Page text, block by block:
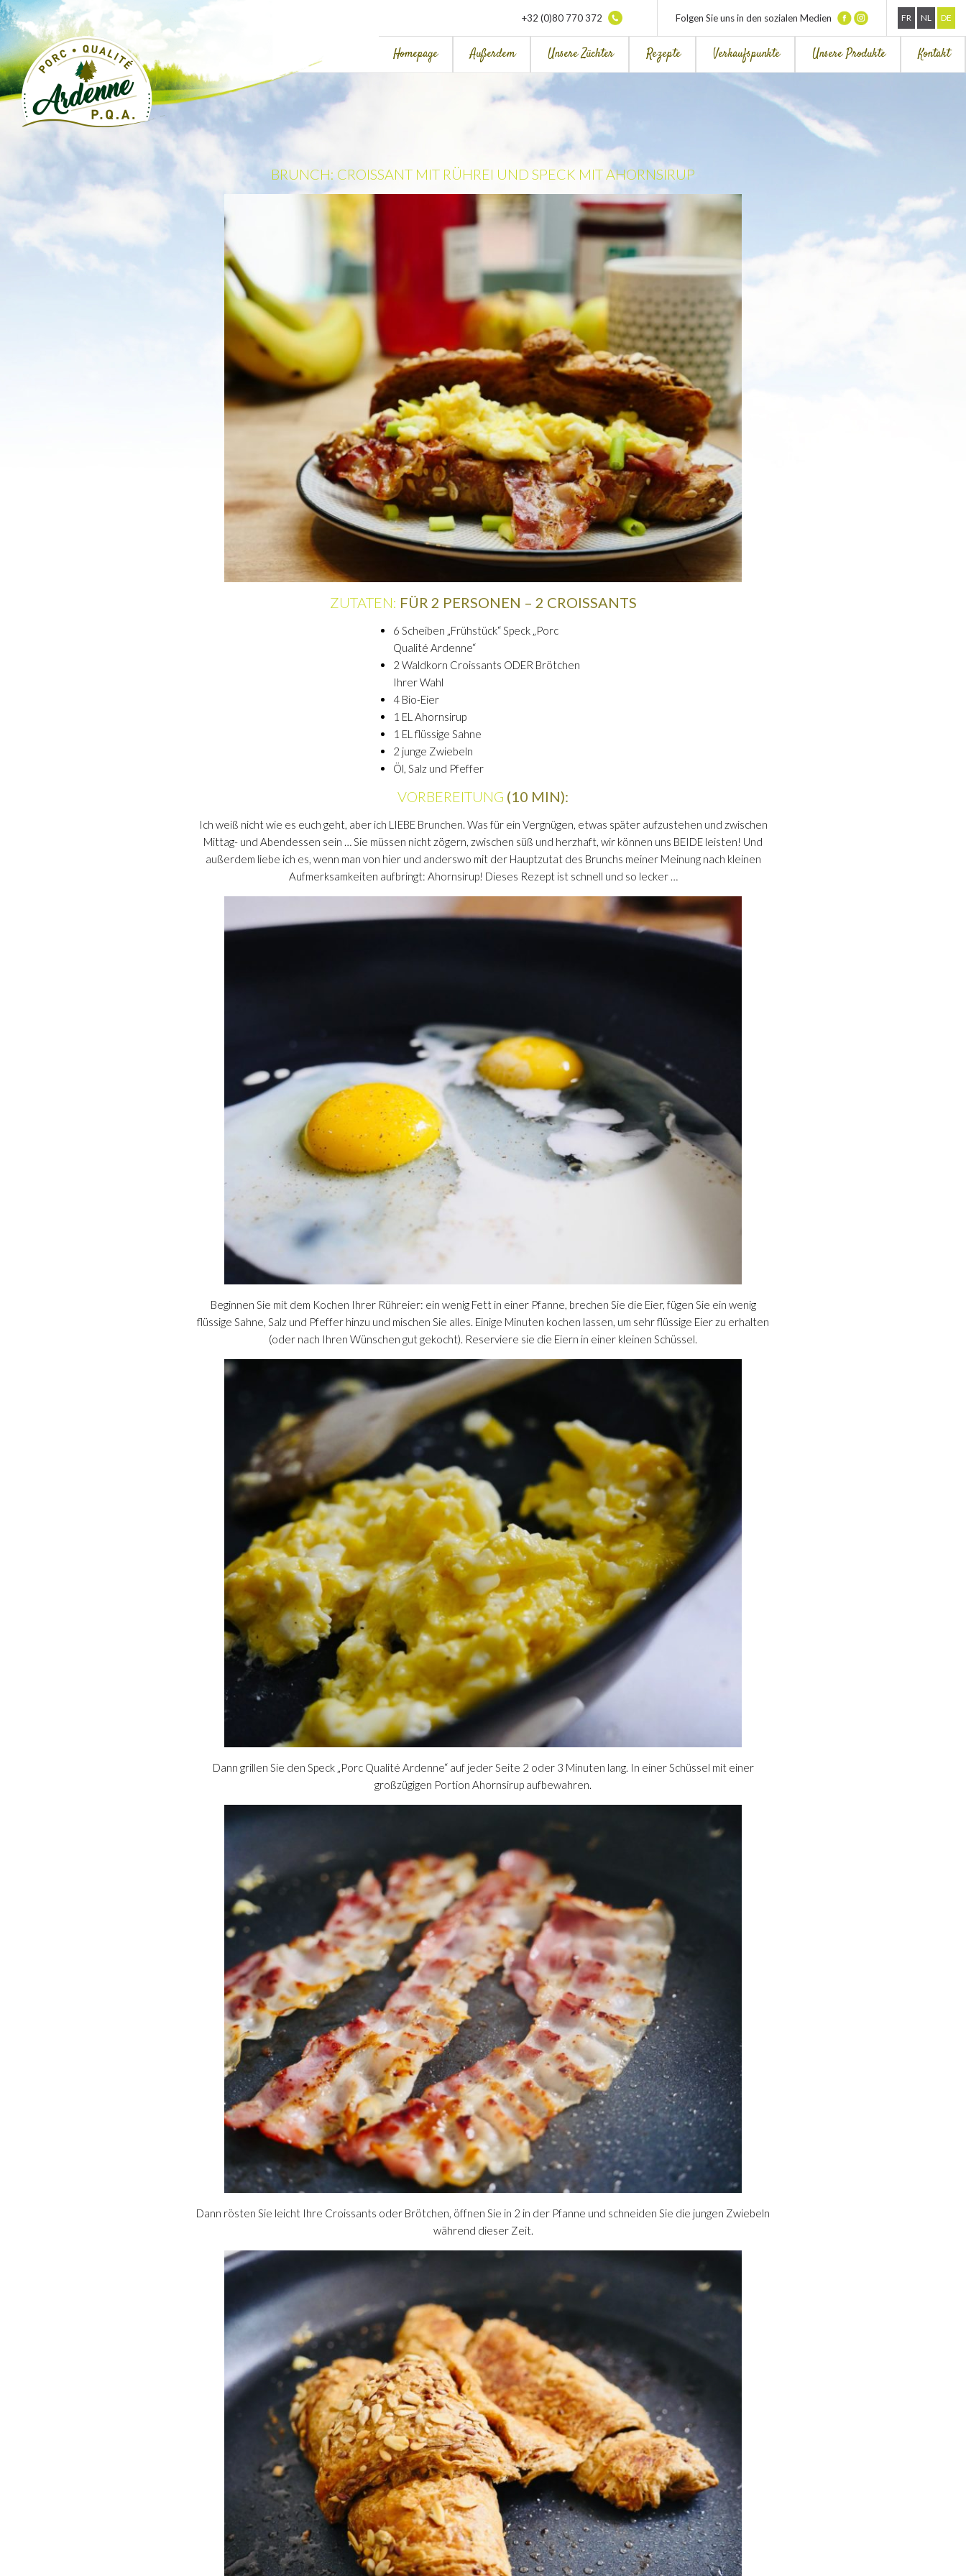
+32 (0)80 770 372 Folgen Sie uns in den sozialen Medien FR NL DE
Homepage Außerdem Unsere Züchter Rezepte Verkaufspunkte Unsere Produkte Kontakt
BRUNCH: CROISSANT MIT RÜHREI UND SPECK MIT AHORNSIRUP
ZUTATEN: FÜR 2 PERSONEN – 2 CROISSANTS
6 Scheiben „Frühstück“ Speck „Porc
Qualité Ardenne“
2 Waldkorn Croissants ODER Brötchen
Ihrer Wahl
4 Bio-Eier
1 EL Ahornsirup
1 EL flüssige Sahne
2 junge Zwiebeln
Öl, Salz und Pfeffer
VORBEREITUNG (10 MIN):
Ich weiß nicht wie es euch geht, aber ich LIEBE Brunchen. Was für ein Vergnügen, etwas später aufzustehen und zwischen
Mittag- und Abendessen sein … Sie müssen nicht zögern, zwischen süß und herzhaft, wir können uns BEIDE leisten! Und
außerdem liebe ich es, wenn man von hier und anderswo mit der Hauptzutat des Brunchs meiner Meinung nach kleinen
Aufmerksamkeiten aufbringt: Ahornsirup! Dieses Rezept ist schnell und so lecker …
Beginnen Sie mit dem Kochen Ihrer Rühreier: ein wenig Fett in einer Pfanne, brechen Sie die Eier, fügen Sie ein wenig
flüssige Sahne, Salz und Pfeffer hinzu und mischen Sie alles. Einige Minuten kochen lassen, um sehr flüssige Eier zu erhalten
(oder nach Ihren Wünschen gut gekocht). Reserviere sie die Eiern in einer kleinen Schüssel.
Dann grillen Sie den Speck „Porc Qualité Ardenne“ auf jeder Seite 2 oder 3 Minuten lang. In einer Schüssel mit einer
großzügigen Portion Ahornsirup aufbewahren.
Dann rösten Sie leicht Ihre Croissants oder Brötchen, öffnen Sie in 2 in der Pfanne und schneiden Sie die jungen Zwiebeln
während dieser Zeit.